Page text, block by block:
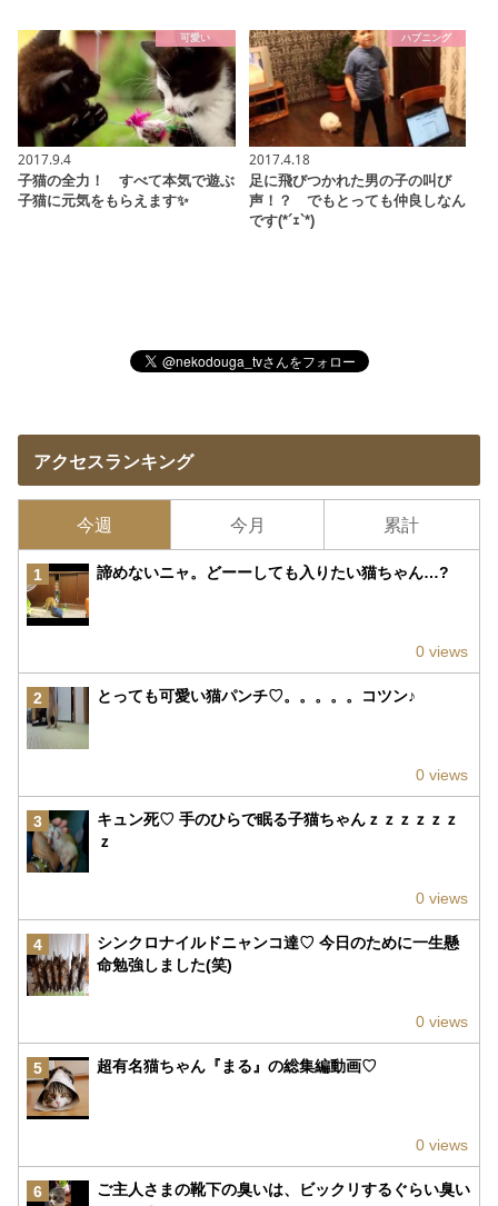
可愛い
2017.9.4
子猫の全力！ すべて本気で遊ぶ
子猫に元気をもらえます✨
ハプニング
2017.4.18
足に飛びつかれた男の子の叫び
声！？ でもとっても仲良しなん
です(*´ｪ`*)
アクセスランキング
今週 今月 累計
1 諦めないニャ。どーーしても入りたい猫ちゃん…?
0 views
2 とっても可愛い猫パンチ♡。。。。。コツン♪
0 views
3
キュン死♡ 手のひらで眠る子猫ちゃんｚｚｚｚｚｚ
ｚ
0 views
4
シンクロナイルドニャンコ達♡ 今日のために一生懸
命勉強しました(笑)
0 views
5 超有名猫ちゃん『まる』の総集編動画♡
0 views
6
ご主人さまの靴下の臭いは、ビックリするぐらい臭い